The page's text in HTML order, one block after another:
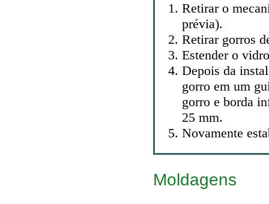
Retirar o
prévia).
Retirar gorros
Estender o
Depois da
gorro em um
gorro e borda
25 mm.
Novamente
Moldagens